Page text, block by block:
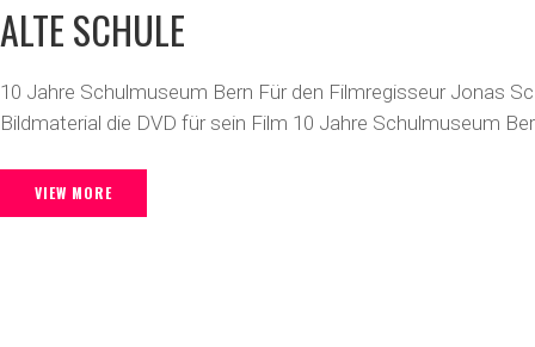
ALTE SCHULE
10 Jahre Schulmuseum Bern Für den Filmregisseur Jonas
Bildmaterial die DVD für sein Film 10 Jahre Schulmuseum
VIEW MORE